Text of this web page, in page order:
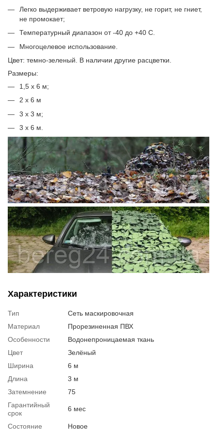
Легко выдерживает ветровую нагрузку, не горит, не гниет,
не промокает;
Температурный диапазон от -40 до +40 C.
Многоцелевое использование.
Цвет: темно-зеленый. В наличии другие расцветки.
Размеры:
1,5 х 6 м;
2 х 6 м
3 х 3 м;
3 х 6 м.
Характеристики
Тип
Сеть маскировочная
Материал
Прорезиненная ПВХ
Особенности
Водонепроницаемая ткань
Цвет
Зелёный
Ширина
6 м
Длина
3 м
Затемнение
75
Гарантийный
срок
6 мес
Состояние Новое